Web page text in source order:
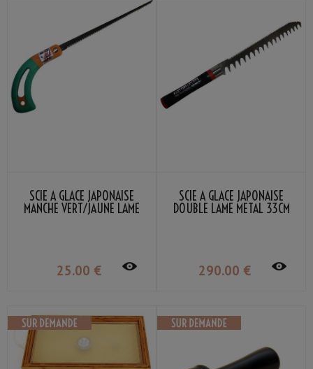
SCIE À GLACE JAPONAISE
MANCHE VERT/JAUNE LAME
25.00 €
SCIE À GLACE JAPONAISE
DOUBLE LAME METAL 33CM
290.00 €